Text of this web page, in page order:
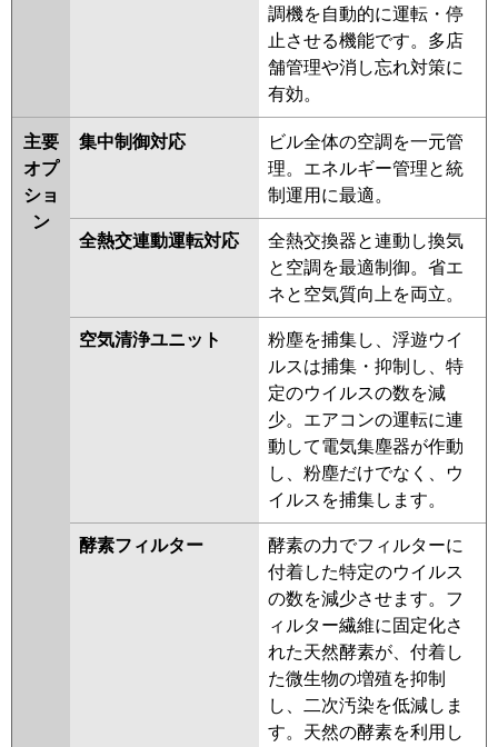
調機を自動的に運転・停
止させる機能です。多店
舗管理や消し忘れ対策に
有効。
主要
オプ
ショ
ン
集中制御対応
ビル全体の空調を一元管
理。エネルギー管理と統
制運用に最適。
全熱交連動運転対応
全熱交換器と連動し換気
と空調を最適制御。省エ
ネと空気質向上を両立。
空気清浄ユニット
粉塵を捕集し、浮遊ウイ
ルスは捕集・抑制し、特
定のウイルスの数を減
少。エアコンの運転に連
動して電気集塵器が作動
し、粉塵だけでなく、ウ
イルスを捕集します。
酵素フィルター
酵素の力でフィルターに
付着した特定のウイルス
の数を減少させます。フ
ィルター繊維に固定化さ
れた天然酵素が、付着し
た微生物の増殖を抑制
し、二次汚染を低減しま
す。天然の酵素を利用し